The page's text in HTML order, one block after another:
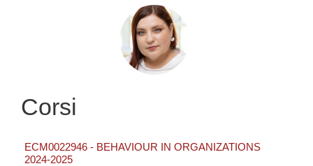
Corsi
ECM0022946 - BEHAVIOUR IN ORGANIZATIONS
2024-2025